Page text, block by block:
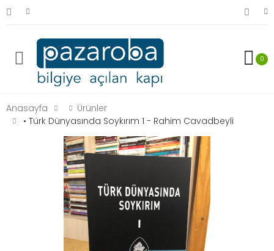
0
Anasayfa
Ürünler
• Türk Dünyasında Soykırım 1 - Rahim Cavadbeyli